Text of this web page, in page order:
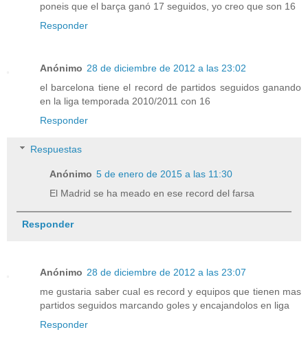
poneis que el barça ganó 17 seguidos, yo creo que son 16
Responder
Anónimo 28 de diciembre de 2012 a las 23:02
el barcelona tiene el record de partidos seguidos ganando
en la liga temporada 2010/2011 con 16
Responder
Respuestas
Anónimo 5 de enero de 2015 a las 11:30
El Madrid se ha meado en ese record del farsa
Responder
Anónimo 28 de diciembre de 2012 a las 23:07
me gustaria saber cual es record y equipos que tienen mas
partidos seguidos marcando goles y encajandolos en liga
Responder